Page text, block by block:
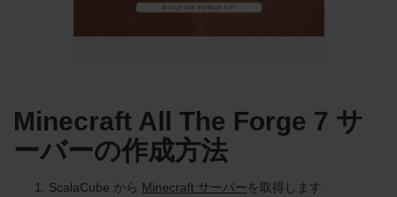
Minecraft All The Forge 7 サ
ーバーの作成方法
ScalaCube から Minecraft サーバーを取得します